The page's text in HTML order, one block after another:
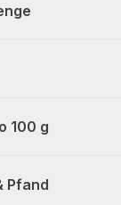
100 g
Pfand